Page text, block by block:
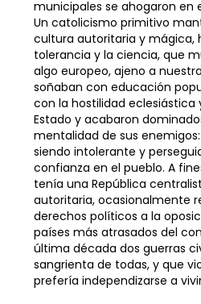
municipales se ahogaron en
Un catolicismo primitivo
cultura autoritaria y mágica,
tolerancia y la ciencia, que
algo europeo, ajeno a
soñaban con educación
con la hostilidad eclesiástica
Estado y acabaron
mentalidad de sus
siendo intolerante y
confianza en el pueblo. A
tenía una República
autoritaria, ocasionalmente
derechos políticos a la
países más atrasados del
última década dos guerras
sangrienta de todas, y que
prefería independizarse a